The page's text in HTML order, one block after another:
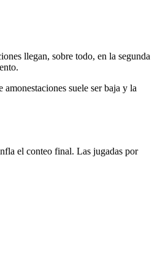
llegan, sobre todo, en la segunda
suele ser baja y la
el conteo final. Las jugadas por